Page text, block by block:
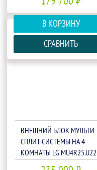
В КОРЗИНУ
СРАВНИТЬ
ВНЕШНИЙ БЛОК МУЛЬТИ
СПЛИТ-СИСТЕМЫ НА 4
КОМНАТЫ LG MU4R25.U22